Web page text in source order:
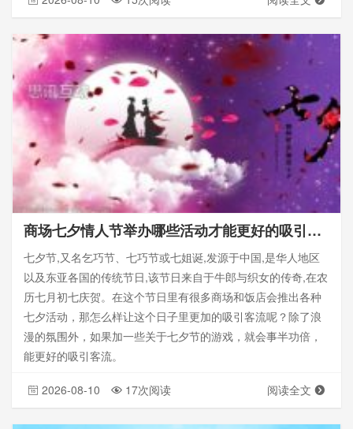
商场七夕情人节举办哪些活动才能更好的吸引客流？
七夕节,又名乞巧节、七巧节或七姐诞,发源于中国,是华人地区
以及东亚各国的传统节日,该节日来自于牛郎与织女的传奇,在农
历七月初七庆贺。在这个节日里有很多商场和饭店会推出各种
七夕活动，那怎么样让这个日子里更加的吸引客流呢？除了浪
漫的氛围外，如果加一些关于七夕节的游戏，就会事半功倍，
能更好的吸引客流。
2026-08-10 17次阅读 阅读全文